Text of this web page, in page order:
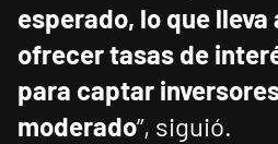
esperado, lo que lleva
ofrecer tasas de
para captar
moderado”, siguió.